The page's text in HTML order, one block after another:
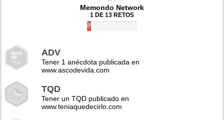
Memondo Network
1 DE 13 RETOS
8%
ADV
Tener 1 anécdota publicada en
www.ascodevida.com
TQD
Tener un TQD publicado en
www.teniaquedecirlo.com